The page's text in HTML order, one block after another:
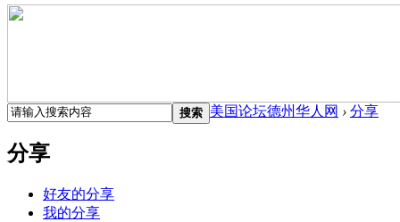
搜索 美国论坛德州华人网 › 分享
分享
好友的分享
我的分享